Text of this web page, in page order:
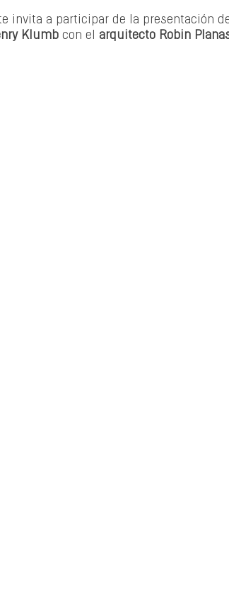
invita a participar de la presentación
Klumb con el arquitecto Robin